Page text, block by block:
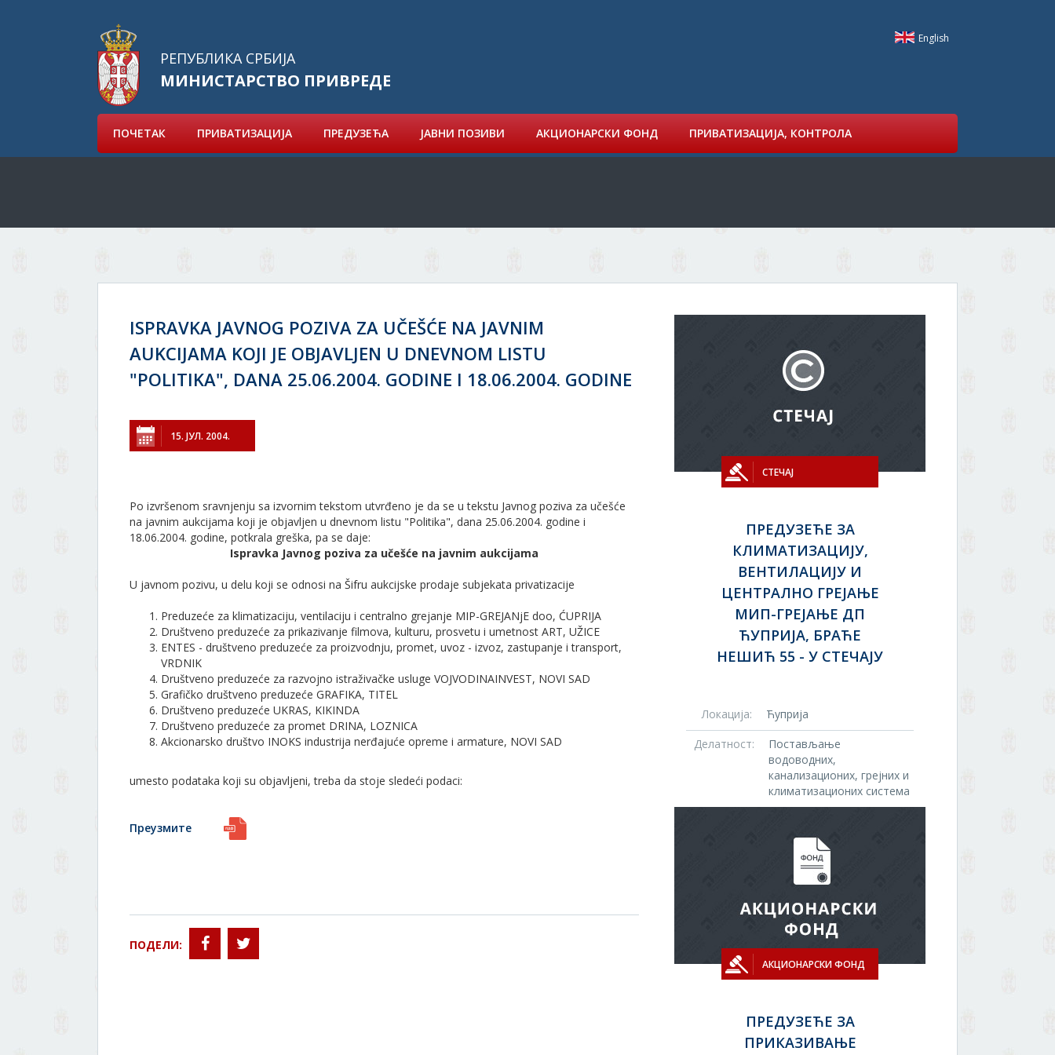
English
РЕПУБЛИКА СРБИЈА
МИНИСТАРСТВО ПРИВРЕДЕ
ПОЧЕТАК ПРИВАТИЗАЦИЈА ПРЕДУЗЕЋА ЈАВНИ ПОЗИВИ АКЦИОНАРСКИ ФОНД ПРИВАТИЗАЦИЈА, КОНТРОЛА
ISPRAVKA JAVNOG POZIVA ZA UČEŠĆE NA JAVNIM
AUKCIJAMA KOJI JE OBJAVLJEN U DNEVNOM LISTU
"POLITIKA", DANA 25.06.2004. GODINE I 18.06.2004. GODINE
15. ЈУЛ. 2004.
Po izvršenom sravnjenju sa izvornim tekstom utvrđeno je da se u tekstu Javnog poziva za učešće
na javnim aukcijama koji je objavljen u dnevnom listu "Politika", dana 25.06.2004. godine i
18.06.2004. godine, potkrala greška, pa se daje:
Ispravka Javnog poziva za učešće na javnim aukcijama
U javnom pozivu, u delu koji se odnosi na Šifru aukcijske prodaje subjekata privatizacije
Preduzeće za klimatizaciju, ventilaciju i centralno grejanje MIP-GREJANjE doo, ĆUPRIJA
Društveno preduzeće za prikazivanje filmova, kulturu, prosvetu i umetnost ART, UŽICE
ENTES - društveno preduzeće za proizvodnju, promet, uvoz - izvoz, zastupanje i transport,
VRDNIK
Društveno preduzeće za razvojno istraživačke usluge VOJVODINAINVEST, NOVI SAD
Grafičko društveno preduzeće GRAFIKA, TITEL
Društveno preduzeće UKRAS, KIKINDA
Društveno preduzeće za promet DRINA, LOZNICA
Akcionarsko društvo INOKS industrija nerđajuće opreme i armature, NOVI SAD
umesto podataka koji su objavljeni, treba da stoje sledeći podaci:
Преузмите
ПОДЕЛИ:
СТЕЧАЈ
ПРЕДУЗЕЋЕ ЗА
КЛИМАТИЗАЦИЈУ,
ВЕНТИЛАЦИЈУ И
ЦЕНТРАЛНО ГРЕЈАЊЕ
МИП-ГРЕЈАЊЕ ДП
ЋУПРИЈА, БРАЋЕ
НЕШИЋ 55 - У СТЕЧАЈУ
Локација:
Ћуприја
Делатност:
Постављање
водоводних,
канализационих, грејних и
климатизационих система
АКЦИОНАРСКИ ФОНД
ПРЕДУЗЕЋЕ ЗА
ПРИКАЗИВАЊЕ